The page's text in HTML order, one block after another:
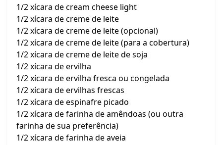
1/2 xícara de cream cheese light
1/2 xícara de creme de leite
1/2 xícara de creme de leite (opcional)
1/2 xícara de creme de leite (para a cobertura)
1/2 xícara de creme de leite de soja
1/2 xícara de ervilha
1/2 xícara de ervilha fresca ou congelada
1/2 xícara de ervilhas frescas
1/2 xícara de espinafre picado
1/2 xícara de farinha de amêndoas (ou outra
farinha de sua preferência)
1/2 xícara de farinha de aveia